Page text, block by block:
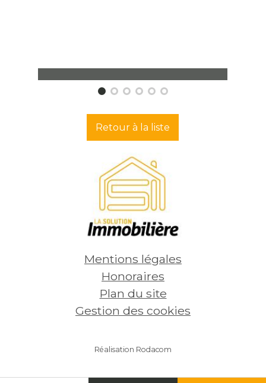
Bureaux Voiron
Retour à la liste
Mentions légales
Honoraires
Plan du site
Gestion des cookies
Réalisation Rodacom